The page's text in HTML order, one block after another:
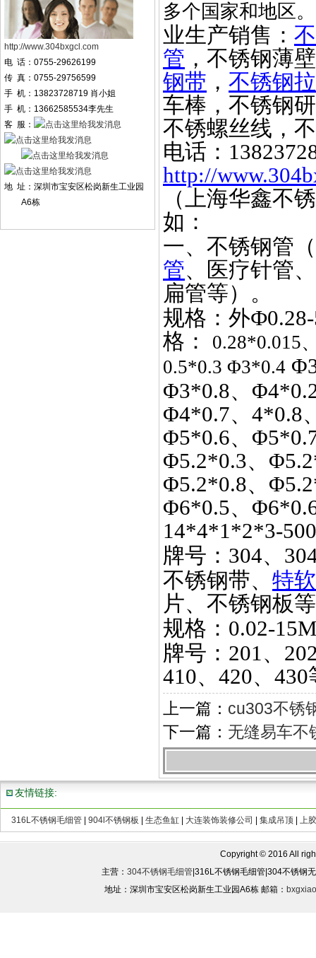
http://www.304bxgcl.com
电 话：0755-29626199
传 真：0755-29756599
手 机：13823728719 肖小姐
手 机：13662585534李先生
客 服：
地 址：深圳市宝安区松岗新生工业园
A6栋
多个国家和地区。
业生产销售：
管 ，不锈钢薄
钢带 ， 不锈钢
车棒，不锈钢
不锈螺丝线，
电话：
http://
（上海华鑫不
如：
一、不锈钢管
管、医疗针管
扁管等）。
规格：外
格：
0.28*0.015
0.5*0.3 Φ3*0.4
Φ3*0.8、
Φ4*0.7、4*0.8
Φ5*0.6、
Φ5.2*0.3、
Φ5.2*0.8、
Φ6*0.5、
14*4*1*2*3-
牌号： 304、
不锈钢带、 特
片、不锈钢板
规格： 0.02-
牌号： 201、
410、420、430
上一篇： cu303不锈
下一篇： 无缝易车
友情链接:
316L不锈钢毛细管| 904l不锈钢板 生态鱼缸| 大连装饰装修公司 集成吊顶| 上
Copyright © 2016 All
主营： 304不锈钢毛细管|316L不锈钢毛细管|304不锈钢
地址：深圳市宝安区松岗新生工业园A6栋 邮箱：